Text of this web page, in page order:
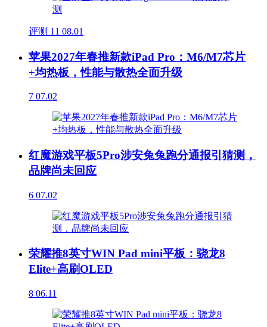
评测 11 08.01
苹果2027年春推新款iPad Pro：M6/M7芯片
+均热板，性能与散热全面升级
7 07.02
红魔游戏平板5Pro涉安兔兔跑分通报引猜测，
品牌尚未回应
6 07.02
荣耀推8英寸WIN Pad mini平板：骁龙8
Elite+高刷OLED
8 06.11